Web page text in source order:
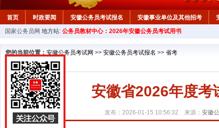
首页 时政要闻 安徽公务员考试报名 安徽事业单位及其他招考
安徽公务员行测试题 在线咨询 教材中心
国家公务员网 地方站: 公务员教材中心：2026年安徽公务员考试用书
您的当前位置： 安徽公务员考试网 >> 安徽公务员考试报名 >> 省考
安徽省2026年度考
发布：2026-01-15 10:56:32 来源： 安徽